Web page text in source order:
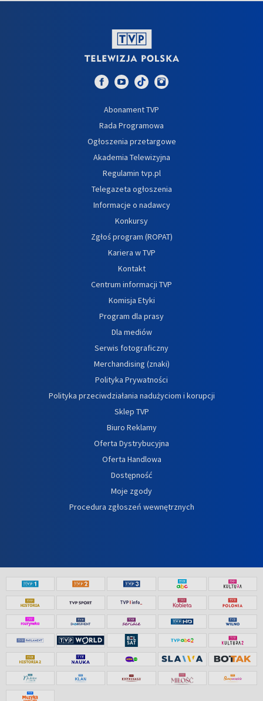
Abonament TVP
Rada Programowa
Ogłoszenia przetargowe
Akademia Telewizyjna
Regulamin tvp.pl
Telegazeta ogłoszenia
Informacje o nadawcy
Konkursy
Zgłoś program (ROPAT)
Kariera w TVP
Kontakt
Centrum informacji TVP
Komisja Etyki
Program dla prasy
Dla mediów
Serwis fotograficzny
Merchandising (znaki)
Polityka Prywatności
Polityka przeciwdziałania nadużyciom i korupcji
Sklep TVP
Biuro Reklamy
Oferta Dystrybucyjna
Oferta Handlowa
Dostępność
Moje zgody
Procedura zgłoszeń wewnętrznych